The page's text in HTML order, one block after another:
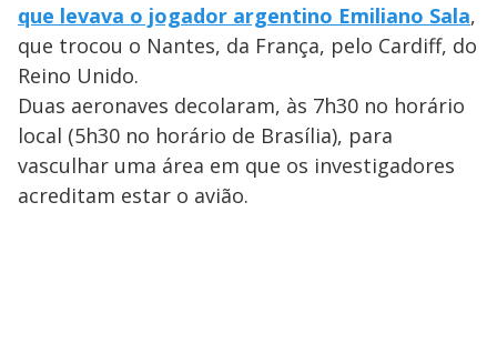
que levava o jogador argentino Emiliano Sala,
que trocou o Nantes, da França, pelo Cardiff, do
Reino Unido.
Duas aeronaves decolaram, às 7h30 no horário
local (5h30 no horário de Brasília), para
vasculhar uma área em que os investigadores
acreditam estar o avião.